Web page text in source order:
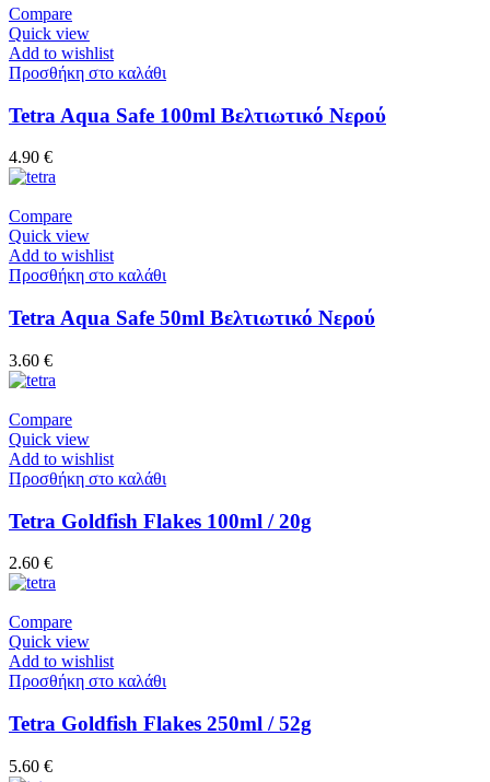
Compare
Quick view
Add to wishlist
Προσθήκη στο καλάθι
Tetra Aqua Safe 100ml Βελτιωτικό Νερού
4.90 €
Compare
Quick view
Add to wishlist
Προσθήκη στο καλάθι
Tetra Aqua Safe 50ml Βελτιωτικό Νερού
3.60 €
Compare
Quick view
Add to wishlist
Προσθήκη στο καλάθι
Tetra Goldfish Flakes 100ml / 20g
2.60 €
Compare
Quick view
Add to wishlist
Προσθήκη στο καλάθι
Tetra Goldfish Flakes 250ml / 52g
5.60 €